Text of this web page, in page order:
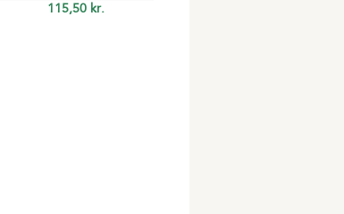
115,50 kr.